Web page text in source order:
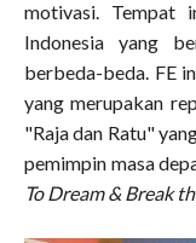
motivasi. Tempat
Indonesia yang
berbeda-beda. FE
yang merupakan
"Raja dan Ratu"
pemimpin masa
To Dream & Break